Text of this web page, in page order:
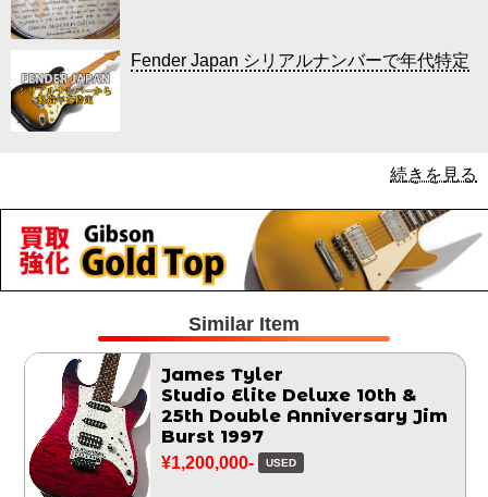
Fender Japan シリアルナンバーで年代特定
続きを見る
Similar Item
James Tyler
Studio Elite Deluxe 10th &
25th Double Anniversary Jim
Burst 1997
¥1,200,000- USED